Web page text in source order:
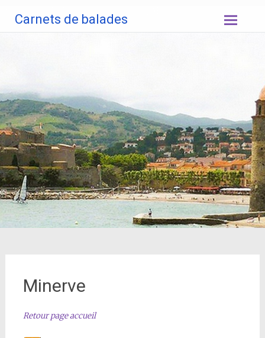
contenu
Carnets de balades
Minerve
Retour page accueil